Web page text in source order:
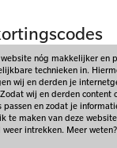
I Love kortingscodes
nóg makkelijker en
technieken in.
wij en derden je
wij en derden content
en zodat je
te maken van deze
intrekken. Meer weten?